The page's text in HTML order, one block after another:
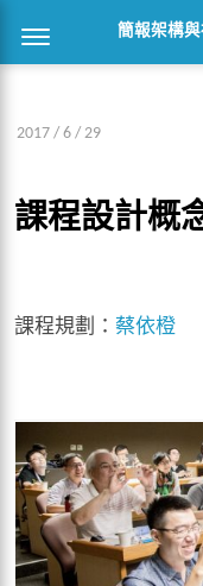
簡報架構
2017 / 6 / 29
課程設計概
課程規劃： 蔡依橙